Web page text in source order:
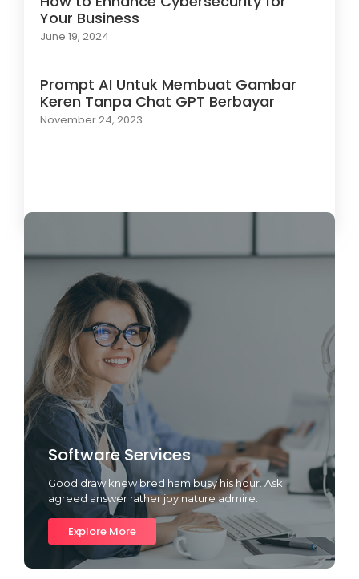
Your Business
June 19, 2024
Prompt AI Untuk Membuat Gambar
Keren Tanpa Chat GPT Berbayar
November 24, 2023
Software Services
Good draw knew bred ham busy his hour. Ask
agreed answer rather joy nature admire.
Explore More